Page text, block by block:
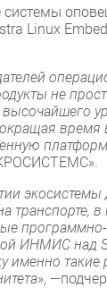
Linux
не
время
транспорте,
ИНМИС над
именно
»,